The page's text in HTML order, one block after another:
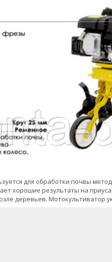
для обработки почвы
хорошие результаты на
деревьев. Мотокультиватор